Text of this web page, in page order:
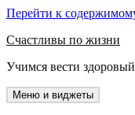
Перейти к
Счастливы по жизни
Учимся вести
Меню и виджеты